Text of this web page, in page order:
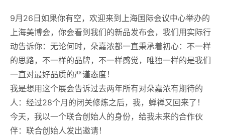
9月26日如果你有空，欢迎来到上海国际会议中心举办的
上海美博会，你会看到我们的新品发布会，我们用实际行
动告诉你：无论何时，朵嘉浓都一直秉承着初心：不一样
的思路，不一样的品牌，不一样感觉，唯独一样的是我们
一直对最好品质的严谨态度！
我是想用这个展会告诉过去两年所有对朵嘉浓有期待的
人： 经过28个月的闭关修炼之后，我，蝉禅又回来了！
今天，我以一个联合创始人的身份，给我未来的合作伙
伴：联合创始人发出邀请！